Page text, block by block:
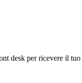
desk per ricevere il